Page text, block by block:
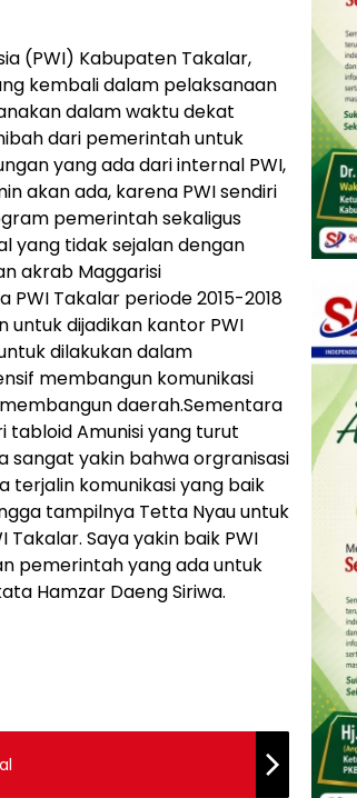
(PWI) Kabupaten Takalar,
kembali dalam pelaksanaan
dalam waktu dekat
dari pemerintah untuk
yang ada dari internal PWI,
akan ada, karena PWI sendiri
pemerintah sekaligus
yang tidak sejalan dengan
akrab Maggarisi
Takalar periode 2015-2018
dijadikan kantor PWI
dilakukan dalam
membangun komunikasi
daerah.Sementara
tabloid Amunisi yang turut
sangat yakin bahwa orgranisasi
terjalin komunikasi yang baik
tampilnya Tetta Nyau untuk
Saya yakin baik PWI
pemerintah yang ada untuk
Hamzar Daeng Siriwa.